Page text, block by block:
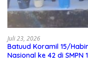
Juli 23, 2026
Batuud Koramil 15/
Nasional ke 42 di SMPN